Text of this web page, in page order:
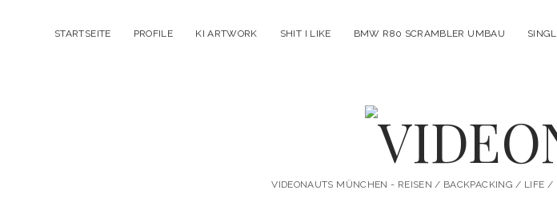
STARTSEITE PROFILE KI ARTWORK SHIT I LIKE BMW R80 SCRAMBLER UMBAU
VIDEONAUTS MÜNCHEN - REISEN / BACKPACKING / LIFE /